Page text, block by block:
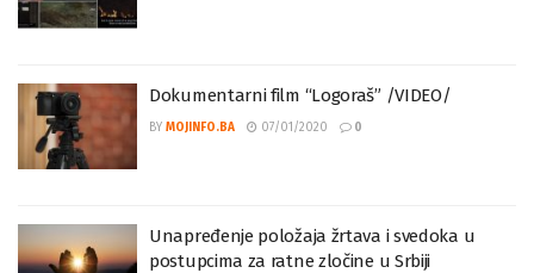
Dokumentarni film “Logoraš” /VIDEO/
BY MOJINFO.BA 07/01/2020 0
Unapređenje položaja žrtava i svedoka u
postupcima za ratne zločine u Srbiji